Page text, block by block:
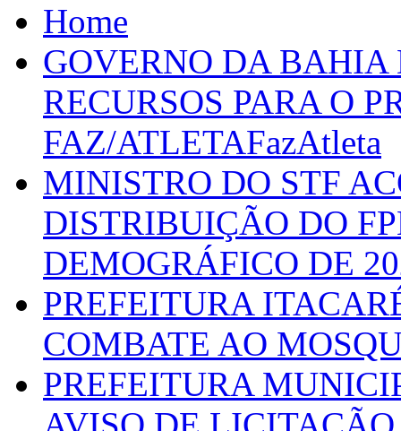
Home
GOVERNO DA
RECURSOS PARA O
FAZ/ATLETAFazAtleta
MINISTRO DO STF
DISTRIBUIÇÃO DO
DEMOGRÁFICO DE
PREFEITURA
COMBATE AO
PREFEITURA